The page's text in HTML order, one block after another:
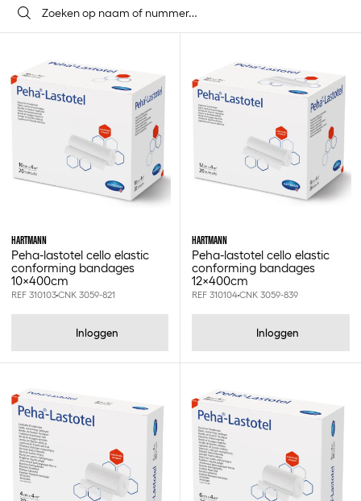
Hartmann
10x400cm
6x400cm
8x400cm
HARTMANN
Peha-lastotel cello elastic
conforming bandages
10x400cm
REF 310103CNK 3059-821
Inloggen
HARTMANN
Peha-lastotel cello elastic
conforming bandages
12x400cm
REF 310104CNK 3059-839
Inloggen